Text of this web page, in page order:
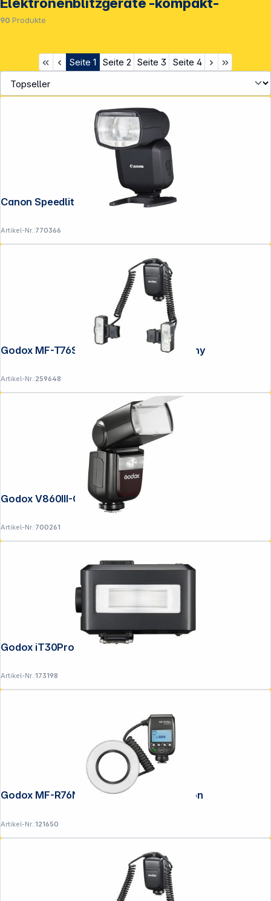
90 Produkte
Seite 1 Seite 2 Seite 3 Seite 4
Canon Speedlite EL-5
Artikel-Nr.:770366
Godox MF-T76S Macro Twin Blitz für Sony
Artikel-Nr.:259648
Godox V860III-O MFT
Artikel-Nr.:700261
Godox iT30Pro F Fujifilm schwarz
Artikel-Nr.:173198
Godox MF-R76N Macro Ringblitz für Nikon
Artikel-Nr.:121650
Service
Folgen Sie uns auf